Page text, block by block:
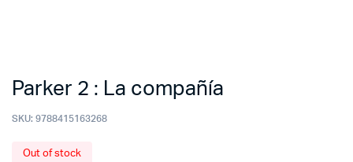
Parker 2 : La compañía
SKU: 9788415163268
Out of stock